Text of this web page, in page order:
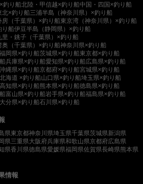
釣り船北陸・甲信越×釣り船中国・四国×釣り船
北×釣り船三浦半島（神奈川県）×釣り船
房（千葉県）×釣り船東京湾（神奈川県）×釣り船
り船伊豆半島（静岡県）×釣り船
里・銚子（千葉県）×釣り船
奥（千葉県）×釣り船神奈川県×釣り船
福岡県×釣り船茨城県×釣り船東京都×釣り船
兵庫県×釣り船愛知県×釣り船広島県×釣り船
沖縄県×釣り船京都府×釣り船宮城県×釣り船
北海道 ×釣り船山口県×釣り船埼玉県×釣り船
高知県×釣り船熊本県×釣り船徳島県×釣り船
富山県×釣り船岩手県×釣り船福島県×釣り船
大分県×釣り船石川県×釣り船
県東京都神奈川県埼玉県千葉県茨城県新潟県
県三重県大阪府兵庫県和歌山県京都府広島県
県香川県徳島県愛媛県福岡県佐賀県長崎県熊本県
情報